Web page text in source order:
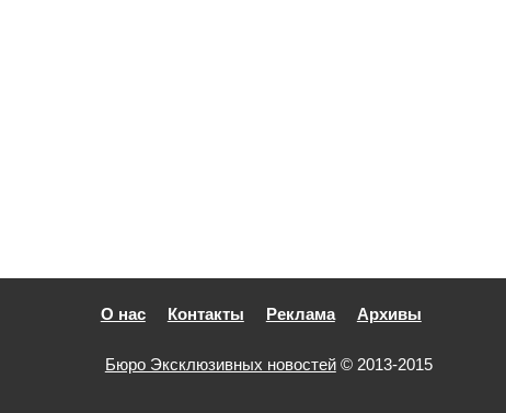
О нас Контакты Реклама Архивы
Бюро Эксклюзивных новостей© 2013-2015